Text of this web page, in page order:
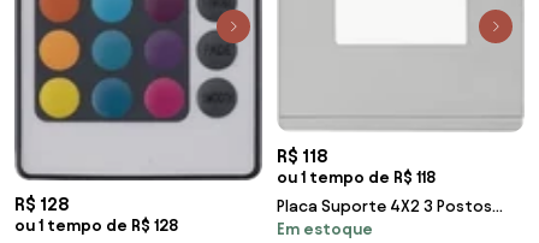
R$ 128
ou 1 tempo de R$ 128
R$ 118
ou 1 tempo de R$ 118
Placa Suporte 4X2 3 Postos
Vertical Branco Orion Class
Em estoque